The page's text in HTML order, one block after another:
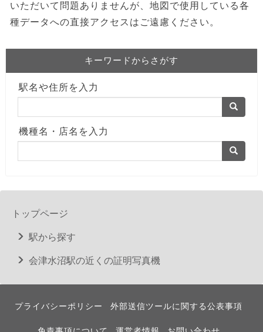
いただいて問題ありませんが、地図で使用している各
種データへの直接アクセスはご遠慮ください。
キーワードからさがす
駅名や住所を入力
機種名・店名を入力
トップページ
駅から探す
会津水沼駅の近くの証明写真機
プライバシーポリシー 外部送信ツールに関する公表事項